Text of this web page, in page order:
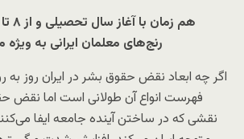
هم زمان با آغاز سال تحصیلی و از ۸ تا ۱۴ مهر ۱۳۹۱،
رنج‌های معلمان ایرانی به
اگر چه ابعاد نقض حقوق بشر در ایران روز
فهرست انواع آن طولانی است اما نقض
نقشی که در ساختن آینده جامعه ایفا